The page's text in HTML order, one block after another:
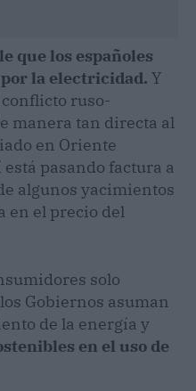
que los españoles
la electricidad. Y
conflicto ruso-
manera tan directa al
en Oriente
pasando factura a
algunos yacimientos
en el precio del
solo
Gobiernos asuman
de la energía y
en el uso de